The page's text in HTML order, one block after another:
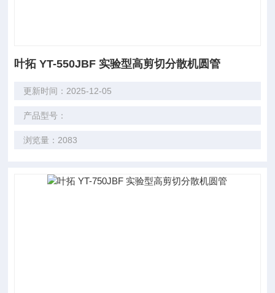
叶拓 YT-550JBF 实验型高剪切分散机圆管
更新时间：2025-12-05
产品型号：
浏览量：2083